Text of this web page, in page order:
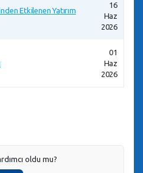
Etkilenen Yatırım
16
Haz
2026
01
Haz
2026
oldu mu?